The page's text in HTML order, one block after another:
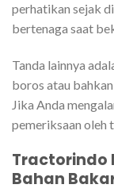
perhatikan sejak
bertenaga saat
Tanda lainnya
boros atau
Jika Anda
pemeriksaan oleh
Tractorindo
Bahan